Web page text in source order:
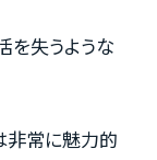
を失うような
非常に魅力的